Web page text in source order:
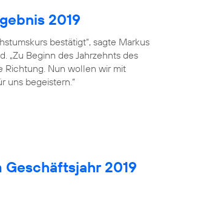
2019
bestätigt“, sagte Markus
„Zu Beginn des Jahrzehnts des
Richtung. Nun wollen wir mit
uns begeistern.“
2019